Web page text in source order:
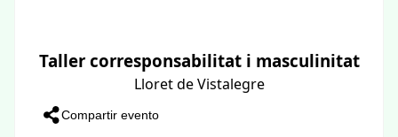
Taller corresponsabilitat i masculinitat
Lloret de Vistalegre
Compartir evento